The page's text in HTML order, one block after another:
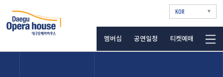
KOR
멤버십 공연일정 티켓예매